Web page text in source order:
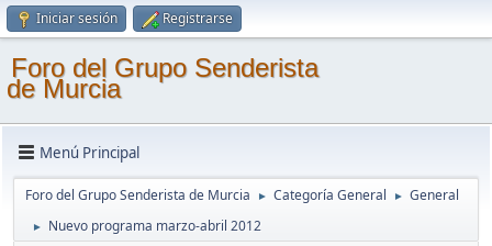
Iniciar sesión Registrarse
Foro del Grupo Senderista
de Murcia
Menú Principal
Foro del Grupo Senderista de Murcia ► Categoría General ► General
► Nuevo programa marzo-abril 2012